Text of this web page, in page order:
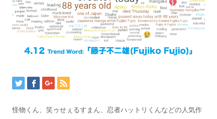
怪物くん、笑ゥせぇるすまん、忍者ハットリくんなどの人気作